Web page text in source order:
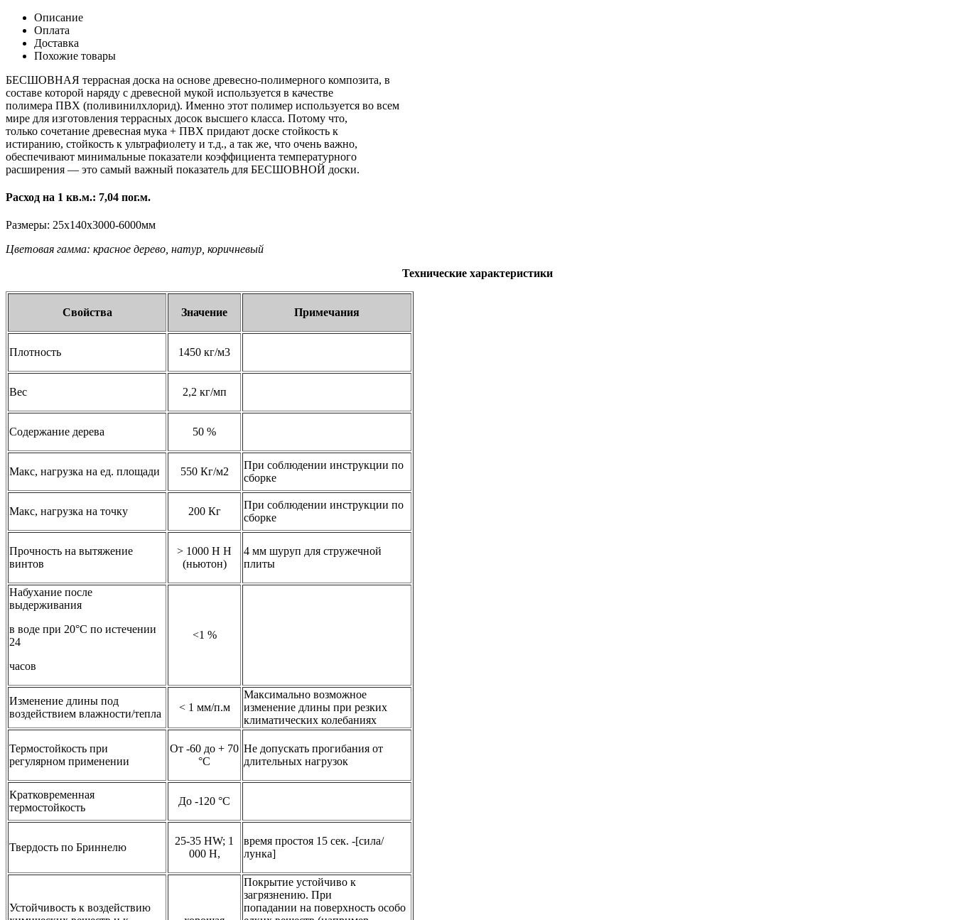
Описание
Оплата
Доставка
Похожие товары
БЕСШОВНАЯ террасная доска на основе древесно-полимерного композита, в
составе которой наряду с древесной мукой используется в качестве
полимера ПВХ (поливинилхлорид). Именно этот полимер используется во всем
мире для изготовления террасных досок высшего класса. Потому что,
только сочетание древесная мука + ПВХ придают доске стойкость к
истиранию, стойкость к ультрафиолету и т.д., а так же, что очень важно,
обеспечивают минимальные показатели коэффициента температурного
расширения — это самый важный показатель для БЕСШОВНОЙ доски.
Расход на 1 кв.м.: 7,04 пог.м.
Размеры: 25х140х3000-6000мм
Цветовая гамма: красное дерево, натур, коричневый
Технические характеристики
Свойства Значение Примечания
Плотность 1450 кг/м3
Вес 2,2 кг/мп
Содержание дерева 50 %
Макс, нагрузка на ед. площади 550 Кг/м2
При соблюдении инструкции по
сборке
Макс, нагрузка на точку 200 Кг
При соблюдении инструкции по
сборке
Прочность на вытяжение
винтов
> 1000 Н Н
(ньютон)
4 мм шуруп для стружечной
плиты
Набухание после
выдерживания
в воде при 20°С по истечении
24
часов
<1 %
Изменение длины под
воздействием влажности/тепла
< 1 мм/п.м
Максимально возможное
изменение длины при резких
климатических колебаниях
Термостойкость при
регулярном применении
От -60 до + 70
°С
Не допускать прогибания от
длительных нагрузок
Кратковременная
термостойкость
До -120 °С
Твердость по Бриннелю
25-35 HW; 1
000 Н,
время простоя 15 сек. -[сила/
лунка]
Устойчивость к воздействию
Покрытие устойчиво к
загрязнению. При
попадании на поверхность особо